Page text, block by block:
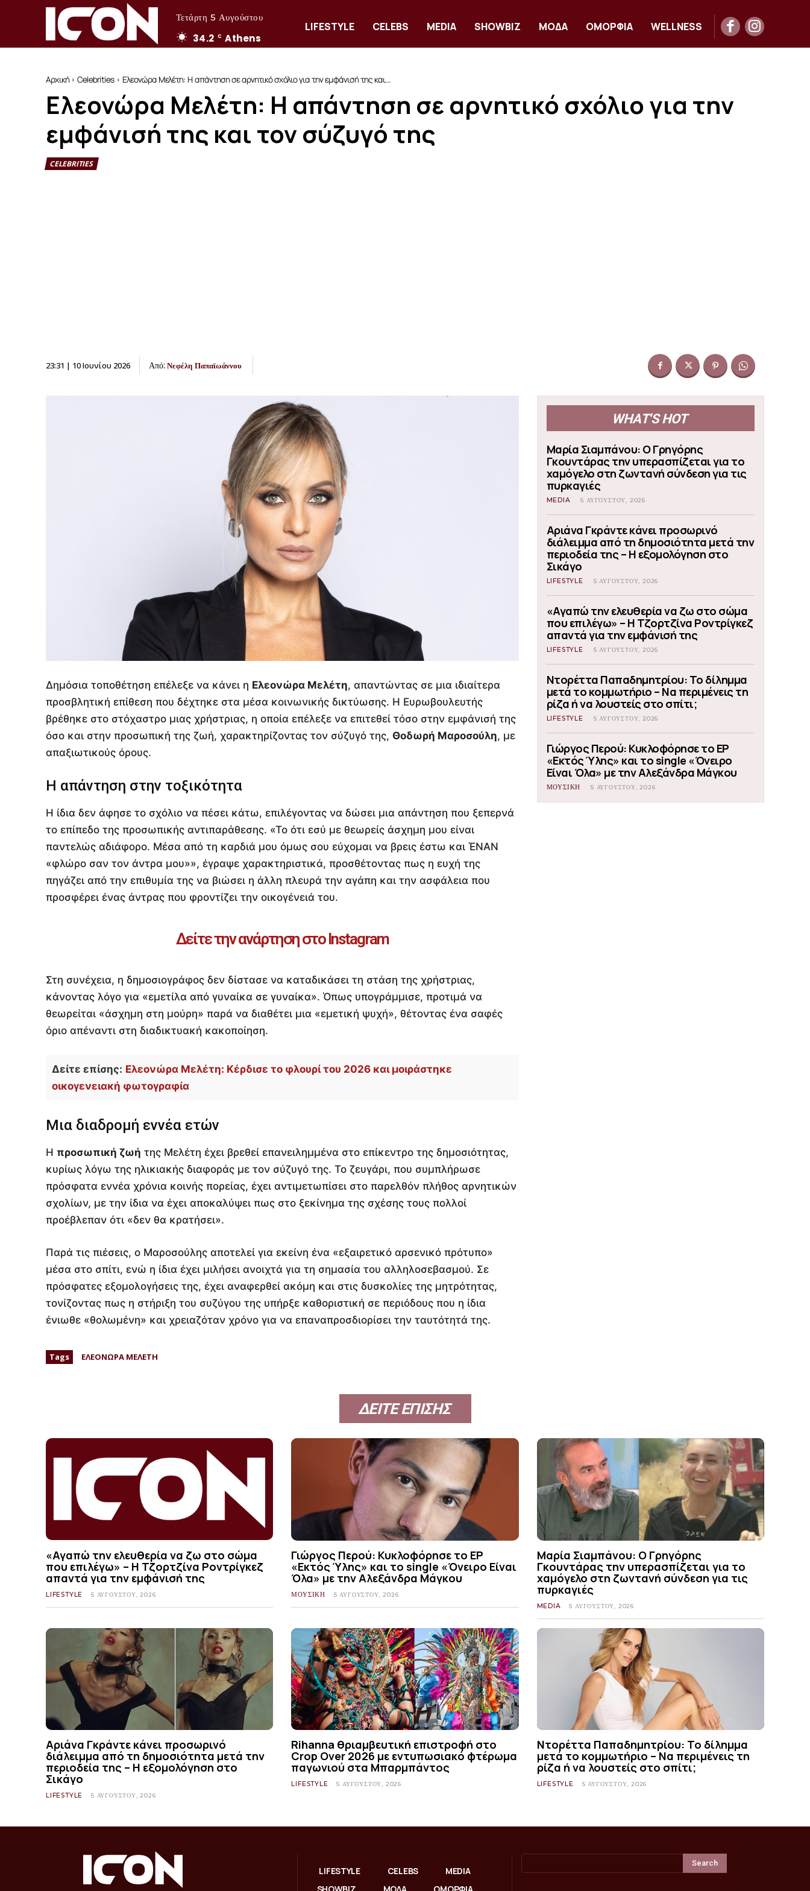
Τετάρτη 5 Αυγούστου
34.2 C Athens
LIFESTYLE CELEBS MEDIA SHOWBIZ ΜΟΔΑ ΟΜΟΡΦΙΑ WELLNESS
Αρχική Celebrities Ελεονώρα Μελέτη: Η απάντηση σε αρνητικό σχόλιο για την εμφάνισή της και...
Ελεονώρα Μελέτη: Η απάντηση σε αρνητικό σχόλιο για την
εμφάνισή της και τον σύζυγό της
CELEBRITIES
23:31 | 10 Ιουνίου 2026 Από: Νεφέλη Παπαϊωάννου
Δημόσια τοποθέτηση επέλεξε να κάνει η Ελεονώρα Μελέτη, απαντώντας σε μια ιδιαίτερα
προσβλητική επίθεση που δέχτηκε στα μέσα κοινωνικής δικτύωσης. Η Ευρωβουλευτής
βρέθηκε στο στόχαστρο μιας χρήστριας, η οποία επέλεξε να επιτεθεί τόσο στην εμφάνισή της
όσο και στην προσωπική της ζωή, χαρακτηρίζοντας τον σύζυγό της, Θοδωρή Μαροσούλη, με
απαξιωτικούς όρους.
Η απάντηση στην τοξικότητα
Η ίδια δεν άφησε το σχόλιο να πέσει κάτω, επιλέγοντας να δώσει μια απάντηση που ξεπερνά
το επίπεδο της προσωπικής αντιπαράθεσης. «Το ότι εσύ με θεωρείς άσχημη μου είναι
παντελώς αδιάφορο. Μέσα από τη καρδιά μου όμως σου εύχομαι να βρεις έστω και ΈΝΑΝ
«φλώρο σαν τον άντρα μου»», έγραψε χαρακτηριστικά, προσθέτοντας πως η ευχή της
πηγάζει από την επιθυμία της να βιώσει η άλλη πλευρά την αγάπη και την ασφάλεια που
προσφέρει ένας άντρας που φροντίζει την οικογένειά του.
Δείτε την ανάρτηση στο Instagram
Στη συνέχεια, η δημοσιογράφος δεν δίστασε να καταδικάσει τη στάση της χρήστριας,
κάνοντας λόγο για «εμετίλα από γυναίκα σε γυναίκα». Όπως υπογράμμισε, προτιμά να
θεωρείται «άσχημη στη μούρη» παρά να διαθέτει μια «εμετική ψυχή», θέτοντας ένα σαφές
όριο απέναντι στη διαδικτυακή κακοποίηση.
Δείτε επίσης: Ελεονώρα Μελέτη: Κέρδισε το φλουρί του 2026 και μοιράστηκε
οικογενειακή φωτογραφία
Μια διαδρομή εννέα ετών
Η προσωπική ζωή της Μελέτη έχει βρεθεί επανειλημμένα στο επίκεντρο της δημοσιότητας,
κυρίως λόγω της ηλικιακής διαφοράς με τον σύζυγό της. Το ζευγάρι, που συμπλήρωσε
πρόσφατα εννέα χρόνια κοινής πορείας, έχει αντιμετωπίσει στο παρελθόν πλήθος αρνητικών
σχολίων, με την ίδια να έχει αποκαλύψει πως στο ξεκίνημα της σχέσης τους πολλοί
προέβλεπαν ότι «δεν θα κρατήσει».
Παρά τις πιέσεις, ο Μαροσούλης αποτελεί για εκείνη ένα «εξαιρετικό αρσενικό πρότυπο»
μέσα στο σπίτι, ενώ η ίδια έχει μιλήσει ανοιχτά για τη σημασία του αλληλοσεβασμού. Σε
πρόσφατες εξομολογήσεις της, έχει αναφερθεί ακόμη και στις δυσκολίες της μητρότητας,
τονίζοντας πως η στήριξη του συζύγου της υπήρξε καθοριστική σε περιόδους που η ίδια
ένιωθε «θολωμένη» και χρειαζόταν χρόνο για να επαναπροσδιορίσει την ταυτότητά της.
Tags ΕΛΕΟΝΩΡΑ ΜΕΛΕΤΗ
WHAT'S HOT
Μαρία Σιαμπάνου: Ο Γρηγόρης
Γκουντάρας την υπερασπίζεται για το
χαμόγελο στη ζωντανή σύνδεση για τις
πυρκαγιές
MEDIA 5 ΑΥΓΟΎΣΤΟΥ, 2026
Αριάνα Γκράντε κάνει προσωρινό
διάλειμμα από τη δημοσιότητα μετά την
περιοδεία της – Η εξομολόγηση στο
Σικάγο
LIFESTYLE 5 ΑΥΓΟΎΣΤΟΥ, 2026
«Αγαπώ την ελευθερία να ζω στο σώμα
που επιλέγω» – Η Τζορτζίνα Ροντρίγκεζ
απαντά για την εμφάνισή της
LIFESTYLE 5 ΑΥΓΟΎΣΤΟΥ, 2026
Ντορέττα Παπαδημητρίου: Το δίλημμα
μετά το κομμωτήριο – Να περιμένεις τη
ρίζα ή να λουστείς στο σπίτι;
LIFESTYLE 5 ΑΥΓΟΎΣΤΟΥ, 2026
Γιώργος Περού: Κυκλοφόρησε το EP
«Εκτός Ύλης» και το single «Όνειρο
Είναι Όλα» με την Αλεξάνδρα Μάγκου
ΜΟΥΣΙΚΗ 5 ΑΥΓΟΎΣΤΟΥ, 2026
ΔΕΙΤΕ ΕΠΙΣΗΣ
«Αγαπώ την ελευθερία να ζω στο σώμα
που επιλέγω» – Η Τζορτζίνα Ροντρίγκεζ
απαντά για την εμφάνισή της
LIFESTYLE 5 ΑΥΓΟΎΣΤΟΥ, 2026
Γιώργος Περού: Κυκλοφόρησε το EP
«Εκτός Ύλης» και το single «Όνειρο Είναι
Όλα» με την Αλεξάνδρα Μάγκου
ΜΟΥΣΙΚΗ 5 ΑΥΓΟΎΣΤΟΥ, 2026
Μαρία Σιαμπάνου: Ο Γρηγόρης
Γκουντάρας την υπερασπίζεται για το
χαμόγελο στη ζωντανή σύνδεση για τις
πυρκαγιές
MEDIA 5 ΑΥΓΟΎΣΤΟΥ, 2026
Αριάνα Γκράντε κάνει προσωρινό
διάλειμμα από τη δημοσιότητα μετά την
περιοδεία της – Η εξομολόγηση στο
Σικάγο
LIFESTYLE 5 ΑΥΓΟΎΣΤΟΥ, 2026
Rihanna θριαμβευτική επιστροφή στο
Crop Over 2026 με εντυπωσιακό φτέρωμα
παγωνιού στα Μπαρμπάντος
LIFESTYLE 5 ΑΥΓΟΎΣΤΟΥ, 2026
Ντορέττα Παπαδημητρίου: Το δίλημμα
μετά το κομμωτήριο – Να περιμένεις τη
ρίζα ή να λουστείς στο σπίτι;
LIFESTYLE 5 ΑΥΓΟΎΣΤΟΥ, 2026
LIFESTYLE CELEBS
MEDIA
Search